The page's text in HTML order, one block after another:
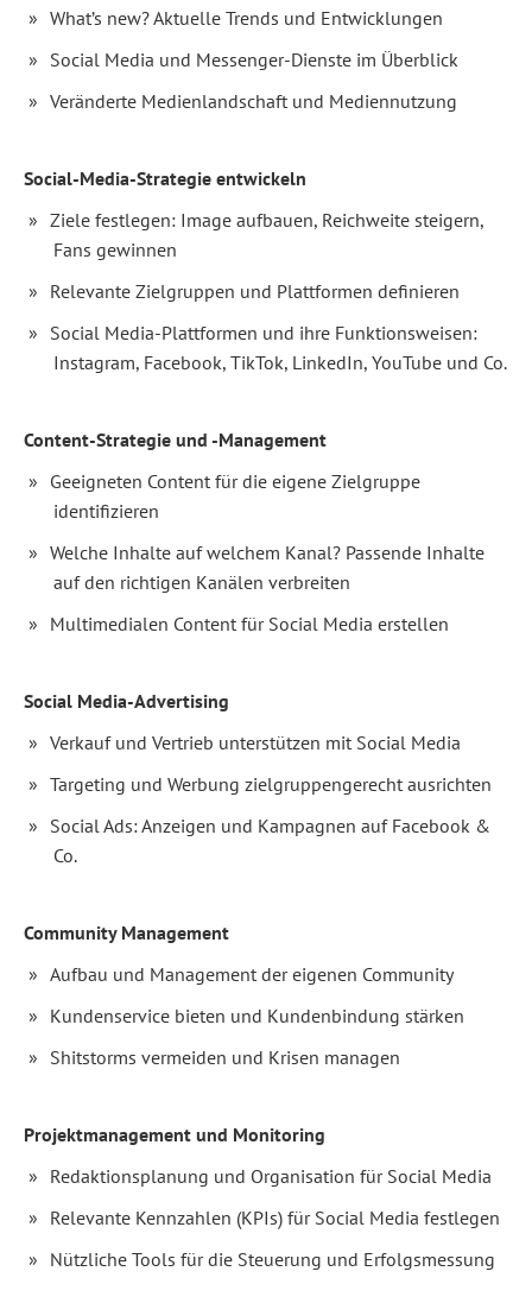
Media-
Auftritt
ist
heute
Pflicht
Denn
Instagram,
Facebook,
TikTok,
oder
Social
Media-
Plattformen
Dienste
erlauben
kein
anderes
Medium
den
Aufbau
einer
Beziehung
und
liefern
tiefe
Einblicke
die
und
Vorlieben
Ihrer
Leser.
erleichtern
die
mit
eröffnen
neue,
kostengünstigere
Ansätze
für
Marketing,
Commerce
What’s new? Aktuelle Trends und Entwicklungen
Social Media und Messenger-Dienste im Überblick
Veränderte Medienlandschaft und Mediennutzung
Social-Media-Strategie entwickeln
Ziele festlegen: Image aufbauen, Reichweite steigern,
Fans gewinnen
Relevante Zielgruppen und Plattformen definieren
Social Media-Plattformen und ihre Funktionsweisen:
Instagram, Facebook, TikTok, LinkedIn, YouTube und Co.
Content-Strategie und -Management
Geeigneten Content für die eigene Zielgruppe
identifizieren
Welche Inhalte auf welchem Kanal? Passende Inhalte
auf den richtigen Kanälen verbreiten
Multimedialen Content für Social Media erstellen
Social Media-Advertising
Verkauf und Vertrieb unterstützen mit Social Media
Targeting und Werbung zielgruppengerecht ausrichten
Social Ads: Anzeigen und Kampagnen auf Facebook &
Co.
Community Management
Aufbau und Management der eigenen Community
Kundenservice bieten und Kundenbindung stärken
Shitstorms vermeiden und Krisen managen
Projektmanagement und Monitoring
Redaktionsplanung und Organisation für Social Media
Relevante Kennzahlen (KPIs) für Social Media festlegen
Nützliche Tools für die Steuerung und Erfolgsmessung